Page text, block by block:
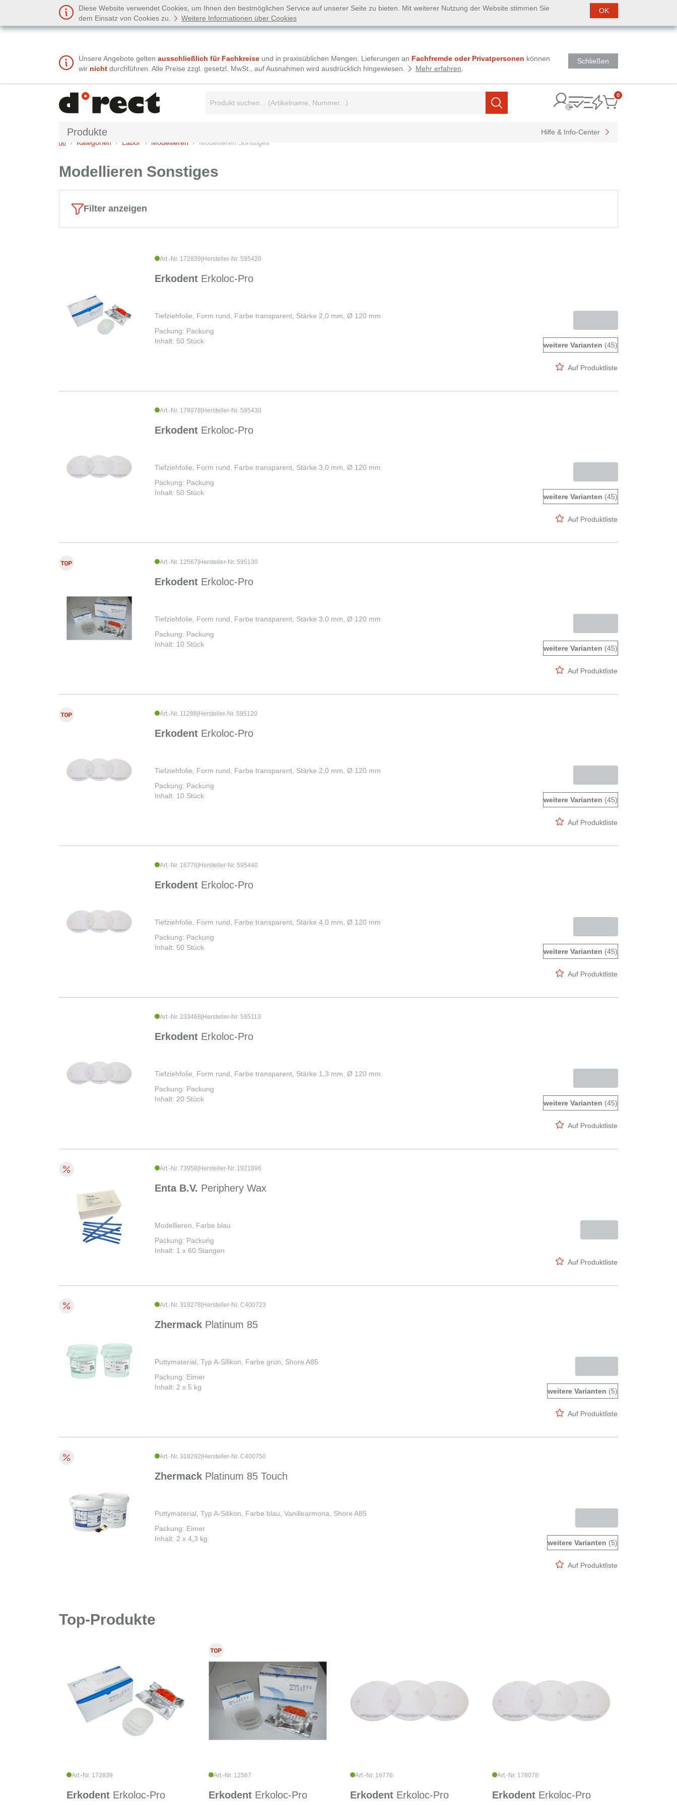
Diese Website verwendet Cookies, um Ihnen den bestmöglichen Service auf unserer Seite zu bieten. Mit weiterer Nutzung der Website stimmen Sie
dem Einsatz von Cookies zu.
Weitere Informationen über Cookies
OK
Unsere Angebote gelten ausschließlich für Fachkreise und in praxisüblichen Mengen. Lieferungen an Fachfremde oder Privatpersonen können
wir nicht durchführen. Alle Preise zzgl. gesetzl. MwSt., auf Ausnahmen wird ausdrücklich hingewiesen. Mehr erfahren
Schließen
Suchen
0Items
Produkte
Hilfe & Info-Center
HomeKategorien Labor Modellieren Modellieren Sonstiges
Modellieren Sonstiges
Filter anzeigen
Art.-Nr. 172839 Hersteller-Nr. 595420
Erkodent Erkoloc-Pro
Tiefziehfolie, Form rund, Farbe transparent, Stärke 2,0 mm, Ø 120 mm
Packung: Packung
Inhalt: 50 Stück
weitere Varianten (45)
Auf Produktliste
Art.-Nr. 178078 Hersteller-Nr. 595430
Erkodent Erkoloc-Pro
Tiefziehfolie, Form rund, Farbe transparent, Stärke 3,0 mm, Ø 120 mm
Packung: Packung
Inhalt: 50 Stück
weitere Varianten (45)
Auf Produktliste
Art.-Nr. 12567 Hersteller-Nr. 595130
Erkodent Erkoloc-Pro
Tiefziehfolie, Form rund, Farbe transparent, Stärke 3,0 mm, Ø 120 mm
Packung: Packung
Inhalt: 10 Stück
weitere Varianten (45)
Auf Produktliste
Art.-Nr. 11288 Hersteller-Nr. 595120
Erkodent Erkoloc-Pro
Tiefziehfolie, Form rund, Farbe transparent, Stärke 2,0 mm, Ø 120 mm
Packung: Packung
Inhalt: 10 Stück
weitere Varianten (45)
Auf Produktliste
Art.-Nr. 16776 Hersteller-Nr. 595440
Erkodent Erkoloc-Pro
Tiefziehfolie, Form rund, Farbe transparent, Stärke 4,0 mm, Ø 120 mm
Packung: Packung
Inhalt: 50 Stück
weitere Varianten (45)
Auf Produktliste
Art.-Nr. 233468 Hersteller-Nr. 595113
Erkodent Erkoloc-Pro
Tiefziehfolie, Form rund, Farbe transparent, Stärke 1,3 mm, Ø 120 mm
Packung: Packung
Inhalt: 20 Stück
weitere Varianten (45)
Auf Produktliste
Art.-Nr. 73958 Hersteller-Nr. 1921896
Enta B.V. Periphery Wax
Modellieren, Farbe blau
Packung: Packung
Inhalt: 1 x 60 Stangen
Auf Produktliste
Art.-Nr. 318278 Hersteller-Nr. C400723
Zhermack Platinum 85
Puttymaterial, Typ A-Silikon, Farbe grün, Shore A85
Packung: Eimer
Inhalt: 2 x 5 kg
weitere Varianten (5)
Auf Produktliste
Art.-Nr. 318282 Hersteller-Nr. C400750
Zhermack Platinum 85 Touch
Puttymaterial, Typ A-Silikon, Farbe blau, Vanillearmona, Shore A85
Packung: Eimer
Inhalt: 2 x 4,3 kg
weitere Varianten (5)
Auf Produktliste
Top-Produkte
Art.-Nr. 172839
Erkodent Erkoloc-Pro
Art.-Nr. 12567
Erkodent Erkoloc-Pro
Art.-Nr. 16776
Erkodent Erkoloc-Pro
Art.-Nr. 178078
Erkodent Erkoloc-Pro